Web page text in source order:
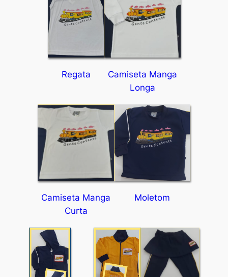
Regata
Camiseta Manga
Longa
Camiseta Manga
Curta
Moletom